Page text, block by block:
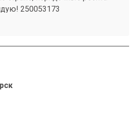
250053173